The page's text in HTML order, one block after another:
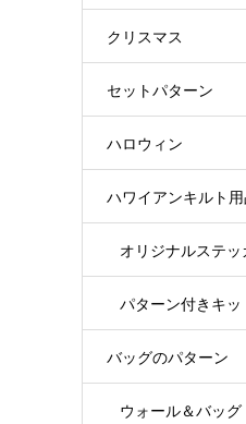
クリスマス
セットパターン
ハロウィン
ハワイアンキルト
オリジナルステ
パターン付きキッ
バッグのパターン
ウォール＆バッグ